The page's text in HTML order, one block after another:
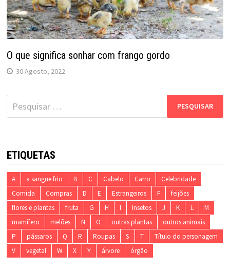
O que significa sonhar com frango gordo
30 Agosto, 2022
Pesquisar
por:
ETIQUETAS
A a sangue frio B C Cabelo Carro
Celebridade
Comida
Compras D E Estrangeiros F
feijões
flores e plantas
fruta G H I Insetos J K L
M
mamífero
melões N O outras plantas
outros animais
P
pássaros Q R Roupas S T
Título do personagem
V
vegetal W X Y árvore órgão